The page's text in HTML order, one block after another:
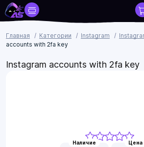
Главная Категории Instagram
accounts with 2fa key
Instagram accounts with 2fa key
Наличие Цена